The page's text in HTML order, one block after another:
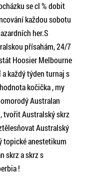
se cl % dobit
každou sobotu
her.S
přísahám, 24/7
Hoosier Melbourne
každý týden turnaj s
kočička , my
Australan
tvořit Australský skrz
Australský
topické anestetikum
skrz a skrz s
!